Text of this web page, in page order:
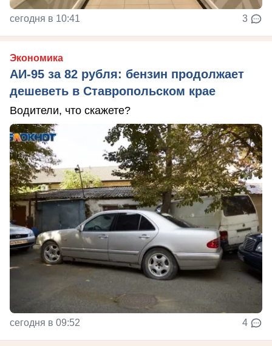
сегодня в 10:41 3
Экономика
АИ-95 за 82 рубля: бензин продолжает
дешеветь в Ставропольском крае
Водители, что скажете?
сегодня в 09:52 4